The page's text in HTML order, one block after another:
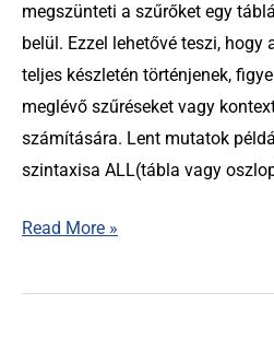
megszünteti a szűrőket egy
belül. Ezzel lehetővé teszi,
teljes készletén történjenek,
meglévő szűréseket vagy
számítására. Lent mutatok
szintaxisa ALL(tábla vagy
Read More »